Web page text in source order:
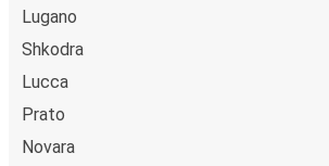
Lugano
Shkodra
Lucca
Prato
Novara